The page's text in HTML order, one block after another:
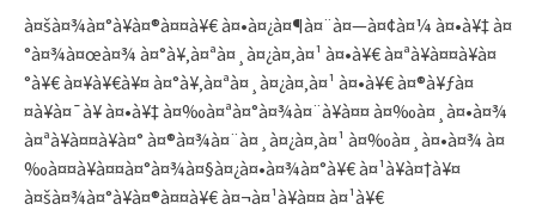
à¤šà¤¾à¤°à¥à¤®à¤¤à¥€ à¤•à¤¿à¤¶à¤¨à¤—à¤¢à¤¼ à¤•à¥‡ à¤
°à¤¾à¤œà¤¾ à¤°à¥‚à¤ªà¤¸à¤¿à¤‚à¤¹ à¤•à¥€ à¤ªà¥à¤¤à¥à¤
°à¥€ à¤¥à¥€à¥¤ à¤°à¥‚à¤ªà¤¸à¤¿à¤‚à¤¹ à¤•à¥€ à¤®à¥ƒà¤
¤à¥à¤¯à¥ à¤•à¥‡ à¤‰à¤ªà¤°à¤¾à¤¨à¥à¤¤ à¤‰à¤¸à¤•à¤¾
à¤ªà¥à¤¤à¥à¤° à¤®à¤¾à¤¨à¤¸à¤¿à¤‚à¤¹ à¤‰à¤¸à¤•à¤¾ à¤
‰à¤¤à¥à¤¤à¤°à¤¾à¤§à¤¿à¤•à¤¾à¤°à¥€ à¤¹à¥à¤†à¥¤
à¤šà¤¾à¤°à¥à¤®à¤¤à¥€ à¤¬à¤¹à¥à¤¤ à¤¹à¥€